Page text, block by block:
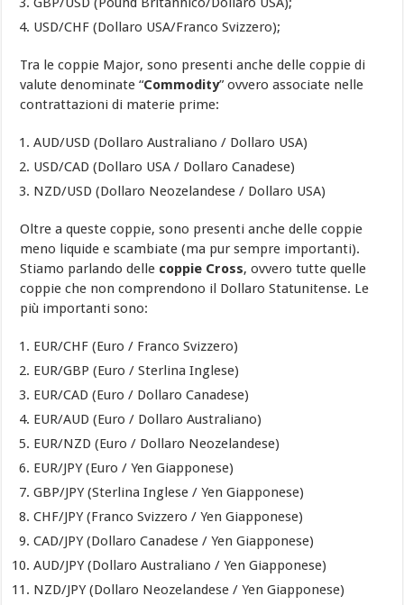
USD/CHF (Dollaro USA/Franco Svizzero);
Tra le coppie Major, sono presenti anche delle coppie di
valute denominate “Commodity” ovvero associate nelle
contrattazioni di materie prime:
AUD/USD (Dollaro Australiano / Dollaro USA)
USD/CAD (Dollaro USA / Dollaro Canadese)
NZD/USD (Dollaro Neozelandese / Dollaro USA)
Oltre a queste coppie, sono presenti anche delle coppie
meno liquide e scambiate (ma pur sempre importanti).
Stiamo parlando delle coppie Cross, ovvero tutte quelle
coppie che non comprendono il Dollaro Statunitense. Le
più importanti sono:
EUR/CHF (Euro / Franco Svizzero)
EUR/GBP (Euro / Sterlina Inglese)
EUR/CAD (Euro / Dollaro Canadese)
EUR/AUD (Euro / Dollaro Australiano)
EUR/NZD (Euro / Dollaro Neozelandese)
EUR/JPY (Euro / Yen Giapponese)
GBP/JPY (Sterlina Inglese / Yen Giapponese)
CHF/JPY (Franco Svizzero / Yen Giapponese)
CAD/JPY (Dollaro Canadese / Yen Giapponese)
AUD/JPY (Dollaro Australiano / Yen Giapponese)
NZD/JPY (Dollaro Neozelandese / Yen Giapponese)